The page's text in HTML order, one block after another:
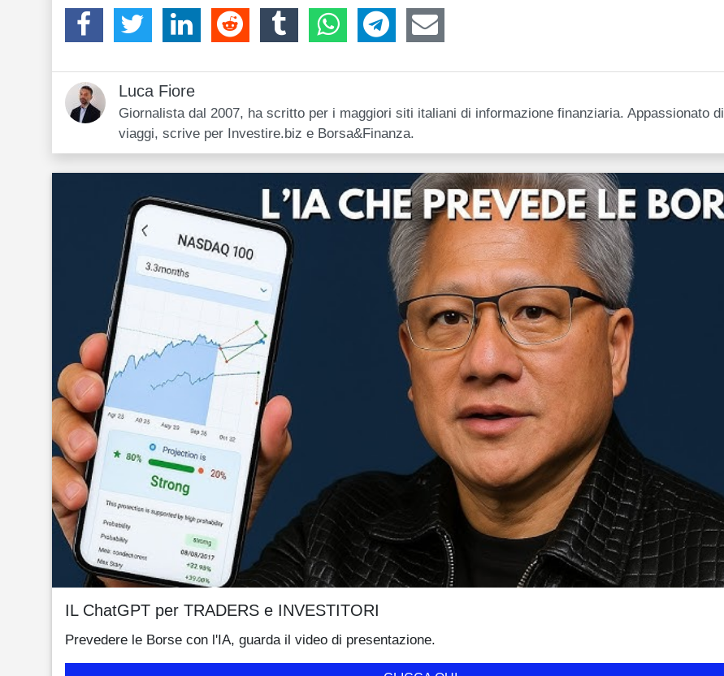
Luca Fiore
Giornalista dal 2007, ha scritto per i maggiori siti italiani di informazione finanziaria. Appassionato di
viaggi, scrive per Investire.biz e Borsa&Finanza.
IL ChatGPT per TRADERS e INVESTITORI
Prevedere le Borse con l'IA, guarda il video di presentazione.